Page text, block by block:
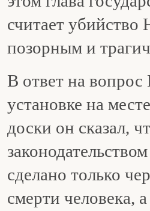
считает
позорным и
В ответ на вопрос
установке на
доски он сказал,
сделано только
смерти человека,